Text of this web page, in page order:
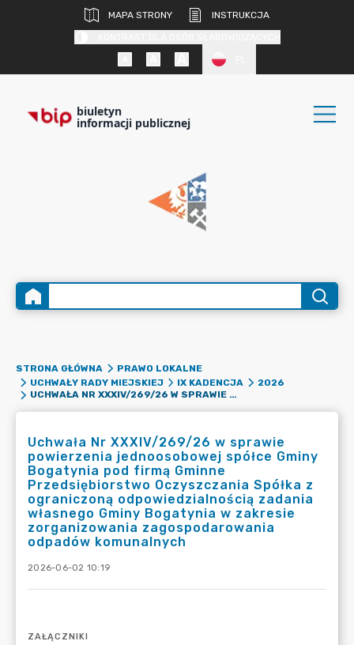
MAPA STRONY
INSTRUKCJA
biuletyn
informacji publicznej
STRONA GŁÓWNA
PRAWO LOKALNE
UCHWAŁY RADY MIEJSKIEJ
IX KADENCJA
2026
UCHWAŁA NR XXXIV/269/26 W SPRAWIE POWIERZENIA JEDNOOSOBOWEJ SPÓŁCE GMINY BOGATYNIA POD FIRMĄ GMINNE PRZEDSIĘBIORSTWO OCZYSZCZANIA SPÓŁKA Z OGRANICZONĄ ODPOWIEDZIALNOŚCIĄ ZADANIA WŁASNEGO GMINY BOGATYNIA W ZAKRESIE ZORGANIZOWANIA ZAGOSPODAROWANIA ODPADÓW KOMUNALNYCH
Uchwała Nr XXXIV/269/26 w sprawie
powierzenia jednoosobowej spółce Gminy
Bogatynia pod firmą Gminne
Przedsiębiorstwo Oczyszczania Spółka z
ograniczoną odpowiedzialnością zadania
własnego Gminy Bogatynia w zakresie
zorganizowania zagospodarowania
odpadów komunalnych
2026-06-02 10:19
ZAŁĄCZNIKI